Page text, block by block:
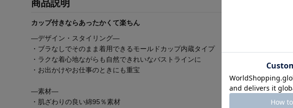
商品説明
カップ付きならあったかくて楽ちん
―デザイン・スタイリング―
・ブラなしでそのまま着用できるモールドカップ内蔵タイプ
・ラクな着心地ながらも自然できれいなバストラインに
・お出かけやお仕事のときにも重宝
―素材―
・肌ざわりの良い綿95％素材